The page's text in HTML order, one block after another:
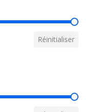
Réinitialiser